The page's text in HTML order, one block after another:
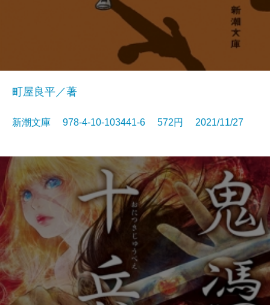
町屋良平／著
新潮文庫 978-4-10-103441-6 572円 2021/11/27